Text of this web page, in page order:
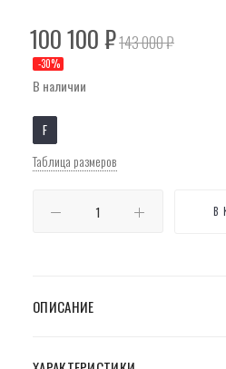
100 100₽143 000₽
-30%
В наличии
F
Таблица размеров
В
ОПИСАНИЕ